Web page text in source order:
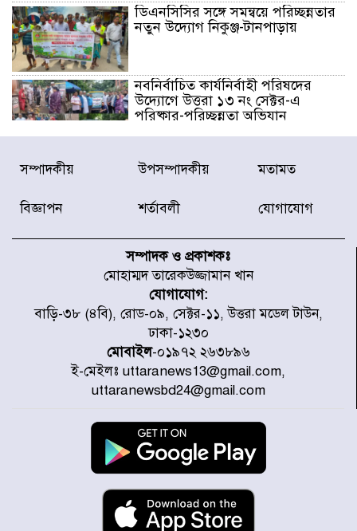
ডিএনসিসির সঙ্গে সমন্বয়ে পরিচ্ছন্নতার
নতুন উদ্যোগ নিকুঞ্জ-টানপাড়ায়
নবনির্বাচিত কার্যনির্বাহী পরিষদের
উদ্যোগে উত্তরা ১৩ নং সেক্টর-এ
পরিষ্কার-পরিচ্ছন্নতা অভিযান
ডিএমপির অভিযানে ২৪ ঘণ্টায় গ্রেপ্তার
৫০৪, উদ্ধার মাদক-অস্ত্র
সাগরে অবমুক্ত
মাতারবাড়ী পৌঁছে নির্ধারিত কর্মসূচিতে
যোগ দিয়েছেন প্রধানমন্ত্রী
জাতীয় সাংবাদিক সংস্থার পিরোজপুর
জেলা কমিটি অনুমোদন
গণঅভ্যুত্থানের তথ্য বিশ্বমিডিয়ায় পৌঁছে
দিতেন আদীব, গুমের চেষ্টা ৩ বার
বাঁশখালীকে বন্যা মুক্ত করার সকল
সম্পাদকীয় উপসম্পাদকীয় মতামত
বিজ্ঞাপন শর্তাবলী যোগাযোগ
সম্পাদক ও প্রকাশকঃ
মোহাম্মদ তারেকউজ্জামান খান
যোগাযোগ:
বাড়ি-৩৮ (৪বি), রোড-০৯, সেক্টর-১১, উত্তরা মডেল টাউন,
ঢাকা-১২৩০
মোবাইল-০১৯৭২ ২৬৩৮৯৬
ই-মেইলঃ uttaranews13@gmail.com,
uttaranewsbd24@gmail.com